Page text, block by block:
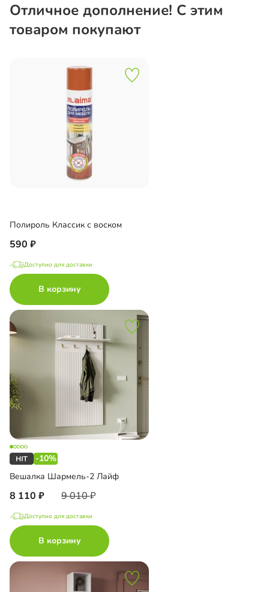
Отличное дополнение! С этим
товаром покупают
Полироль Классик с воском
590
Доступно для доставки
В корзину
-10%
Вешалка Шармель-2 Лайф
8 110 9 010
Доступно для доставки
В корзину